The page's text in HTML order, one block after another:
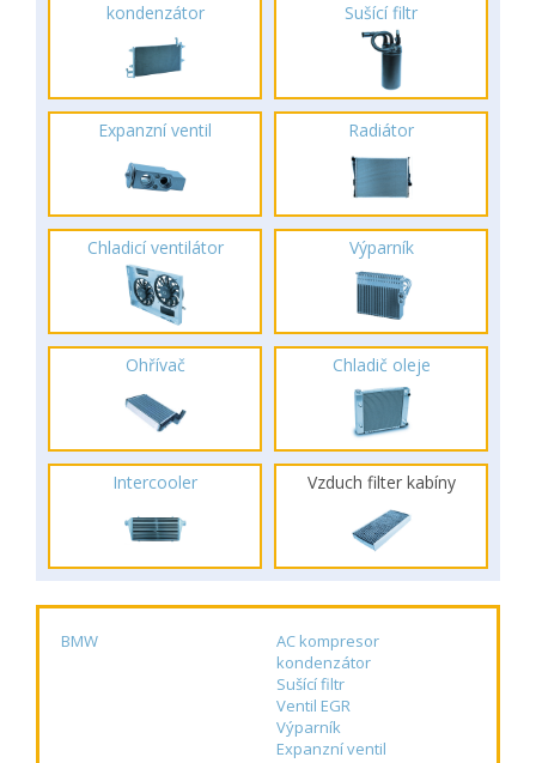
kondenzátor Sušící filtr
Expanzní ventil Radiátor
Chladicí ventilátor Výparník
Ohřívač Chladič oleje
Intercooler Vzduch filter kabíny
BMW
AC kompresor
kondenzátor
Sušící filtr
Ventil EGR
Výparník
Expanzní ventil